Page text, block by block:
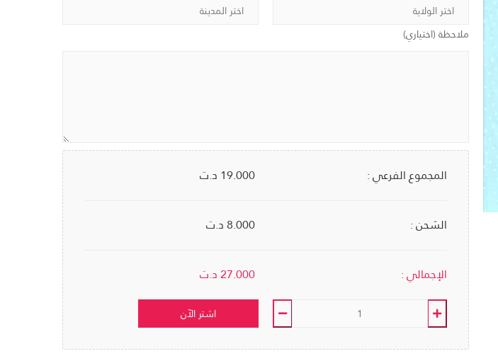
ملاحظة (اختياري)
المجموع الفرعي : 19.000 د.ت
الشحن : 8.000 د.ت
الإجمالي : 27.000د.ت
اشتر الآن